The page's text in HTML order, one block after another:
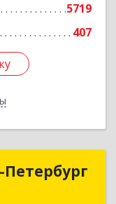
5719
407
офис